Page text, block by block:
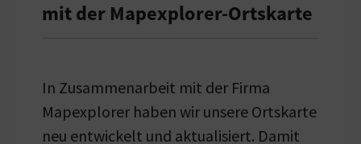
mit der Mapexplorer-Ortskarte
In Zusammenarbeit mit der Firma
Mapexplorer haben wir unsere Ortskarte
neu entwickelt und aktualisiert. Damit